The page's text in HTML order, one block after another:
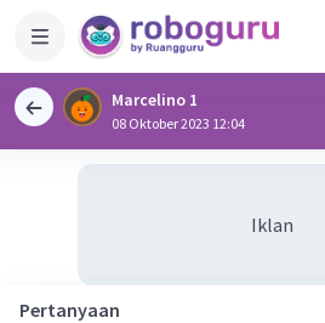
Marcelino 1
08 Oktober 2023 12:04
Iklan
Pertanyaan